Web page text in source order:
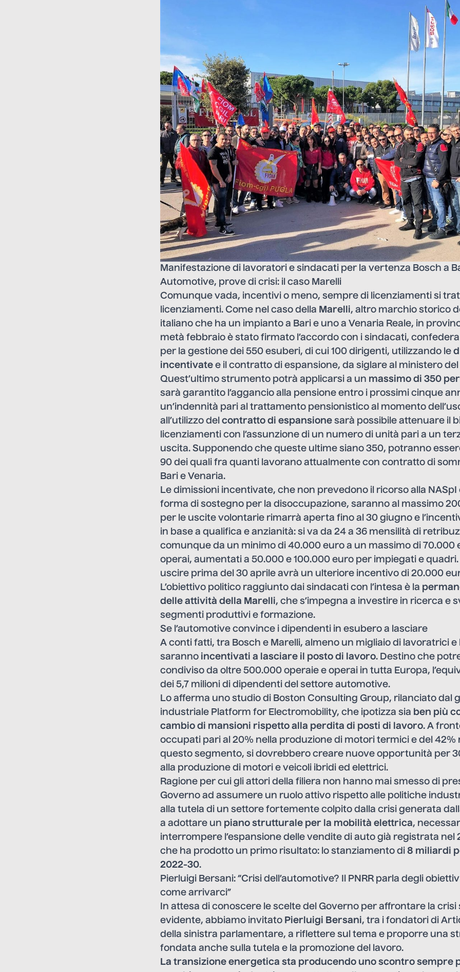
Manifestazione di lavoratori e sindacati per la vertenza Bosch a
Automotive, prove di crisi: il caso Marelli
Comunque vada, incentivi o meno, sempre di licenziamenti si
licenziamenti. Come nel caso della Marelli, altro marchio storico
italiano che ha un impianto a Bari e uno a Venaria Reale, in
metà febbraio è stato firmato l’accordo con i sindacati,
per la gestione dei 550 esuberi, di cui 100 dirigenti, utilizzando le
incentivate e il contratto di espansione, da siglare al ministero
Quest’ultimo strumento potrà applicarsi a un massimo di 350
sarà garantito l’aggancio alla pensione entro i prossimi cinque
un’indennità pari al trattamento pensionistico al momento
all’utilizzo del contratto di espansione sarà possibile attenuare il
licenziamenti con l’assunzione di un numero di unità pari a un
uscita. Supponendo che queste ultime siano 350, potranno
90 dei quali fra quanti lavorano attualmente con contratto di
Bari e Venaria.
Le dimissioni incentivate, che non prevedono il ricorso alla NASpI
forma di sostegno per la disoccupazione, saranno al massimo
per le uscite volontarie rimarrà aperta fino al 30 giugno e
in base a qualifica e anzianità: si va da 24 a 36 mensilità di
comunque da un minimo di 40.000 euro a un massimo di 70.000
operai, aumentati a 50.000 e 100.000 euro per impiegati e quadri.
uscire prima del 30 aprile avrà un ulteriore incentivo di 20.000
L’obiettivo politico raggiunto dai sindacati con l’intesa è la
delle attività della Marelli, che s’impegna a investire in ricerca e
segmenti produttivi e formazione.
Se l’automotive convince i dipendenti in esubero a lasciare
A conti fatti, tra Bosch e Marelli, almeno un migliaio di lavoratrici
saranno incentivati a lasciare il posto di lavoro. Destino che
condiviso da oltre 500.000 operaie e operai in tutta Europa,
dei 5,7 milioni di dipendenti del settore automotive.
Lo afferma uno studio di Boston Consulting Group, rilanciato dal
industriale Platform for Electromobility, che ipotizza sia ben più
cambio di mansioni rispetto alla perdita di posti di lavoro. A
occupati pari al 20% nella produzione di motori termici e del 42%
questo segmento, si dovrebbero creare nuove opportunità per
alla produzione di motori e veicoli ibridi ed elettrici.
Ragione per cui gli attori della filiera non hanno mai smesso di
Governo ad assumere un ruolo attivo rispetto alle politiche
alla tutela di un settore fortemente colpito dalla crisi generata
a adottare un piano strutturale per la mobilità elettrica,
interrompere l’espansione delle vendite di auto già registrata nel
che ha prodotto un primo risultato: lo stanziamento di 8 miliardi
2022-30.
Pierluigi Bersani: “Crisi dell’automotive? Il PNRR parla degli
come arrivarci”
In attesa di conoscere le scelte del Governo per affrontare la
evidente, abbiamo invitato Pierluigi Bersani, tra i fondatori di
della sinistra parlamentare, a riflettere sul tema e proporre una
fondata anche sulla tutela e la promozione del lavoro.
La transizione energetica sta producendo uno scontro sempre